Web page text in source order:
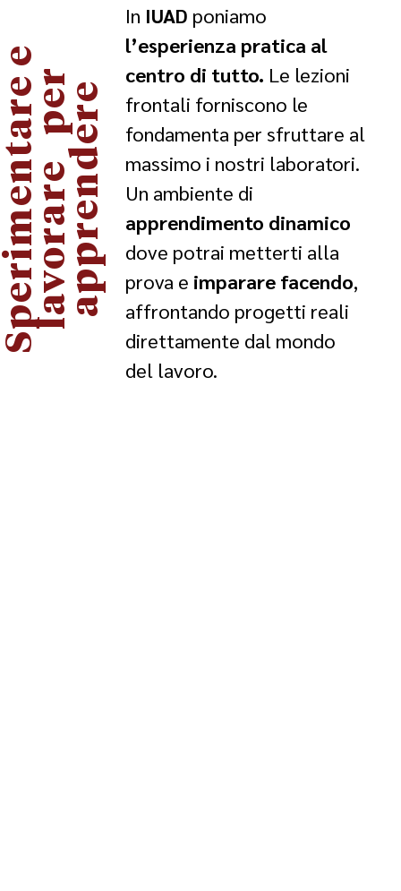
S
p
e
r
i
m
e
n
t
a
r
e
e
l
a
v
o
r
a
r
e
p
er
a
p
p
r
e
n
d
e
re
In IUAD poniamo
l’esperienza pratica al
centro di tutto. Le lezioni
frontali forniscono le
fondamenta per sfruttare al
massimo i nostri laboratori.
Un ambiente di
apprendimento dinamico
dove potrai metterti alla
prova e imparare facendo,
affrontando progetti reali
direttamente dal mondo
del lavoro.